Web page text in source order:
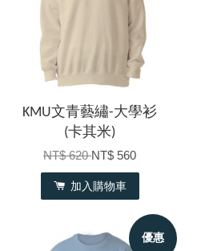
KMU文青藝繡-大學衫
(卡其米)
NT$ 620NT$ 560
加入購物車
優惠